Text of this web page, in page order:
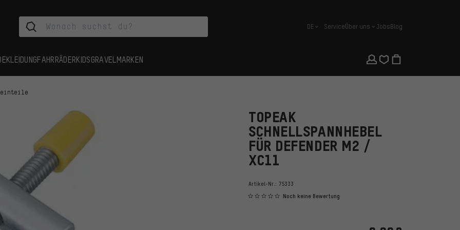
Deutsch
DE ServiceÜber uns JobsBlog
FAHRRÄDERKIDSGRAVEL MARKEN
TOPEAK
SCHNELLSPANNHEBEL
FÜR DEFENDER M2 /
XC11
Artikel-Nr.: 75333
Noch keine Bewertung